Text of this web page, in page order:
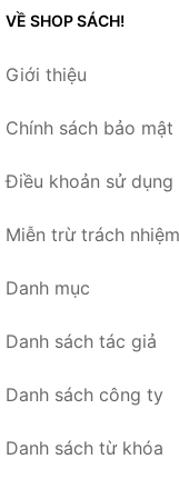
VỀ SHOP SÁCH!
Giới thiệu
Chính sách bảo mật
Điều khoản sử dụng
Miễn trừ trách nhiệm
Danh mục
Danh sách tác giả
Danh sách công ty
Danh sách từ khóa